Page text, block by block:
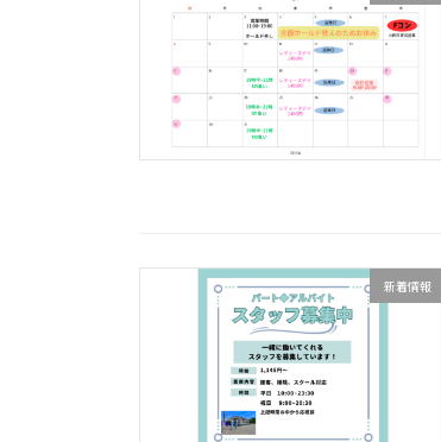
新着情報